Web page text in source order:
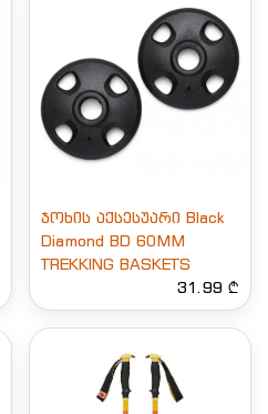
ჯოხის აქსესუარი Black
Diamond BD 60MM
TREKKING BASKETS
31.99 ₾